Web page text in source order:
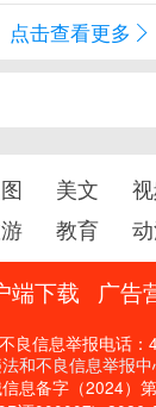
点击查看更多
美文
教育
端下载 广告
良信息举报电话
和不良信息举报
息备字（2024）